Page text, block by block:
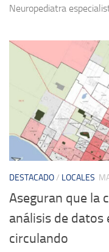
Neuropediatra
DESTACADO/ LOCALES
Aseguran que la
análisis de
circulando